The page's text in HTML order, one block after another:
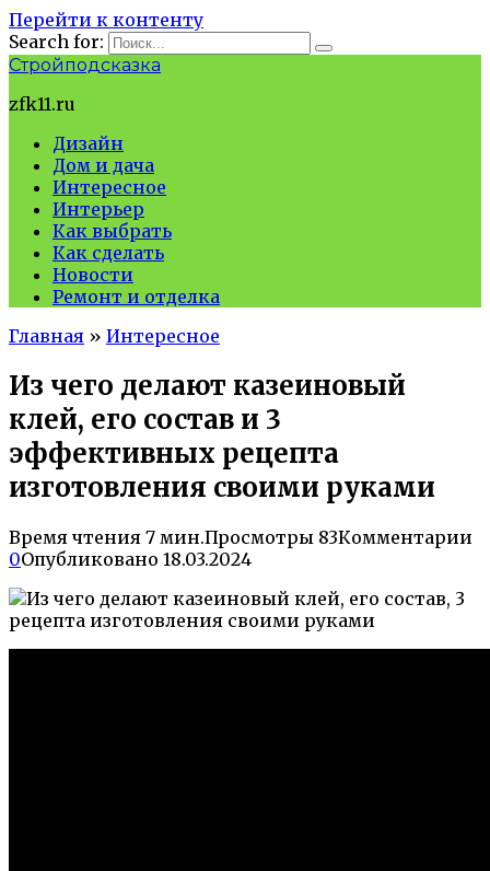
Перейти к контенту
Search for:
Стройподсказка
zfk11.ru
Дизайн
Дом и дача
Интересное
Интерьер
Как выбрать
Как сделать
Новости
Ремонт и отделка
Главная » Интересное
Из чего делают казеиновый
клей, его состав и 3
эффективных рецепта
изготовления своими руками
Время чтения 7 мин.Просмотры 83Комментарии
0Опубликовано 18.03.2024